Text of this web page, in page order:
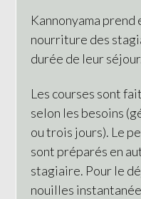
Kannonyama prend
nourriture des
durée de leur
Les courses sont
selon les besoins
ou trois jours). Le
sont préparés en
stagiaire. Pour le
nouilles